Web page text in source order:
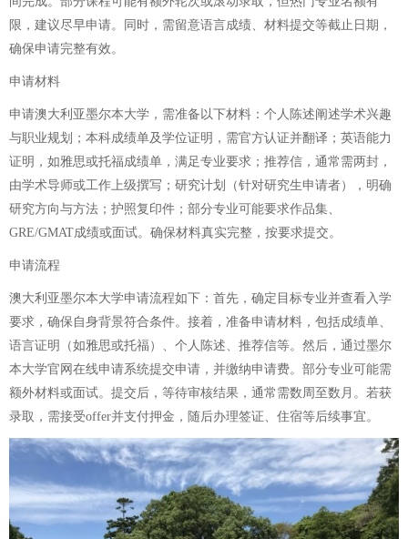
限，建议尽早申请。同时，需留意语言成绩、材料提交等截止日期，
确保申请完整有效。
申请材料
申请澳大利亚墨尔本大学，需准备以下材料：个人陈述阐述学术兴趣
与职业规划；本科成绩单及学位证明，需官方认证并翻译；英语能力
证明，如雅思或托福成绩单，满足专业要求；推荐信，通常需两封，
由学术导师或工作上级撰写；研究计划（针对研究生申请者），明确
研究方向与方法；护照复印件；部分专业可能要求作品集、
GRE/GMAT成绩或面试。确保材料真实完整，按要求提交。
申请流程
澳大利亚墨尔本大学申请流程如下：首先，确定目标专业并查看入学
要求，确保自身背景符合条件。接着，准备申请材料，包括成绩单、
语言证明（如雅思或托福）、个人陈述、推荐信等。然后，通过墨尔
本大学官网在线申请系统提交申请，并缴纳申请费。部分专业可能需
额外材料或面试。提交后，等待审核结果，通常需数周至数月。若获
录取，需接受offer并支付押金，随后办理签证、住宿等后续事宜。